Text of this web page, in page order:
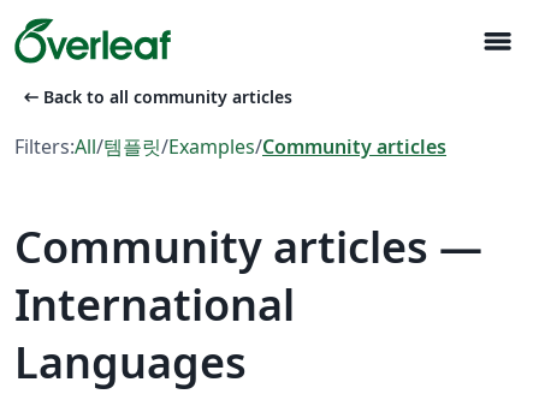
menu
arrow_left_alt Back to all community articles
Filters:All/템플릿/Examples/Community articles
Community articles —
International
Languages